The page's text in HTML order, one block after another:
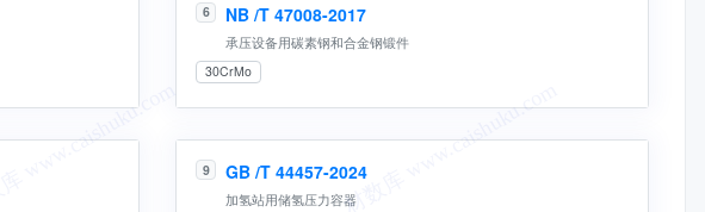
6 NB /T 47008-2017
承压设备用碳素钢和合金钢锻件
30CrMo
9 GB /T 44457-2024
加氢站用储氢压力容器